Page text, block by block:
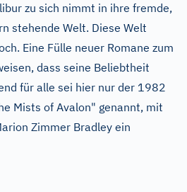
zu sich nimmt in ihre fremde,
stehende Welt. Diese Welt
Eine Fülle neuer Romane zum
dass seine Beliebtheit
für alle sei hier nur der 1982
Mists of Avalon" genannt, mit
Zimmer Bradley ein